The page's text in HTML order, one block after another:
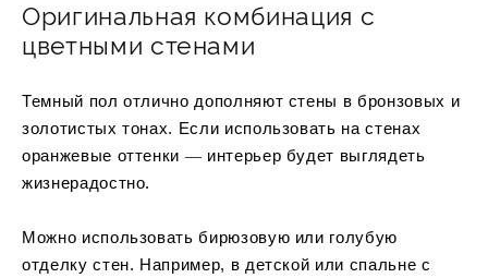
Оригинальная комбинация с
цветными стенами
Темный пол отлично дополняют стены в бронзовых и
золотистых тонах. Если использовать на стенах
оранжевые оттенки ― интерьер будет выглядеть
жизнерадостно.
Можно использовать бирюзовую или голубую
отделку стен. Например, в детской или спальне с